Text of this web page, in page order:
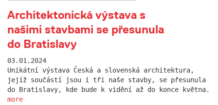
Architektonická výstava s
našimi stavbami se přesunula
do Bratislavy
03.01.2024
Unikátní výstava Česká a slovenská architektura,
jejíž součástí jsou i tři naše stavby, se přesunula
do Bratislavy, kde bude k vidění až do konce května.
more